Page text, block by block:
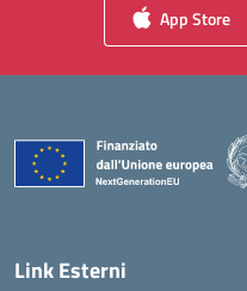
App Store
Link Esterni